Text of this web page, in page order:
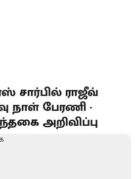
சார்பில் ராஜீவ்
நாள் பேரணி -
அறிவிப்பு